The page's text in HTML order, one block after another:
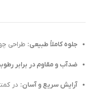
جلوه کاملاً طبیعی: طراحی
ضدآب و مقاوم در برابر
آرایش سریع و آسان: در